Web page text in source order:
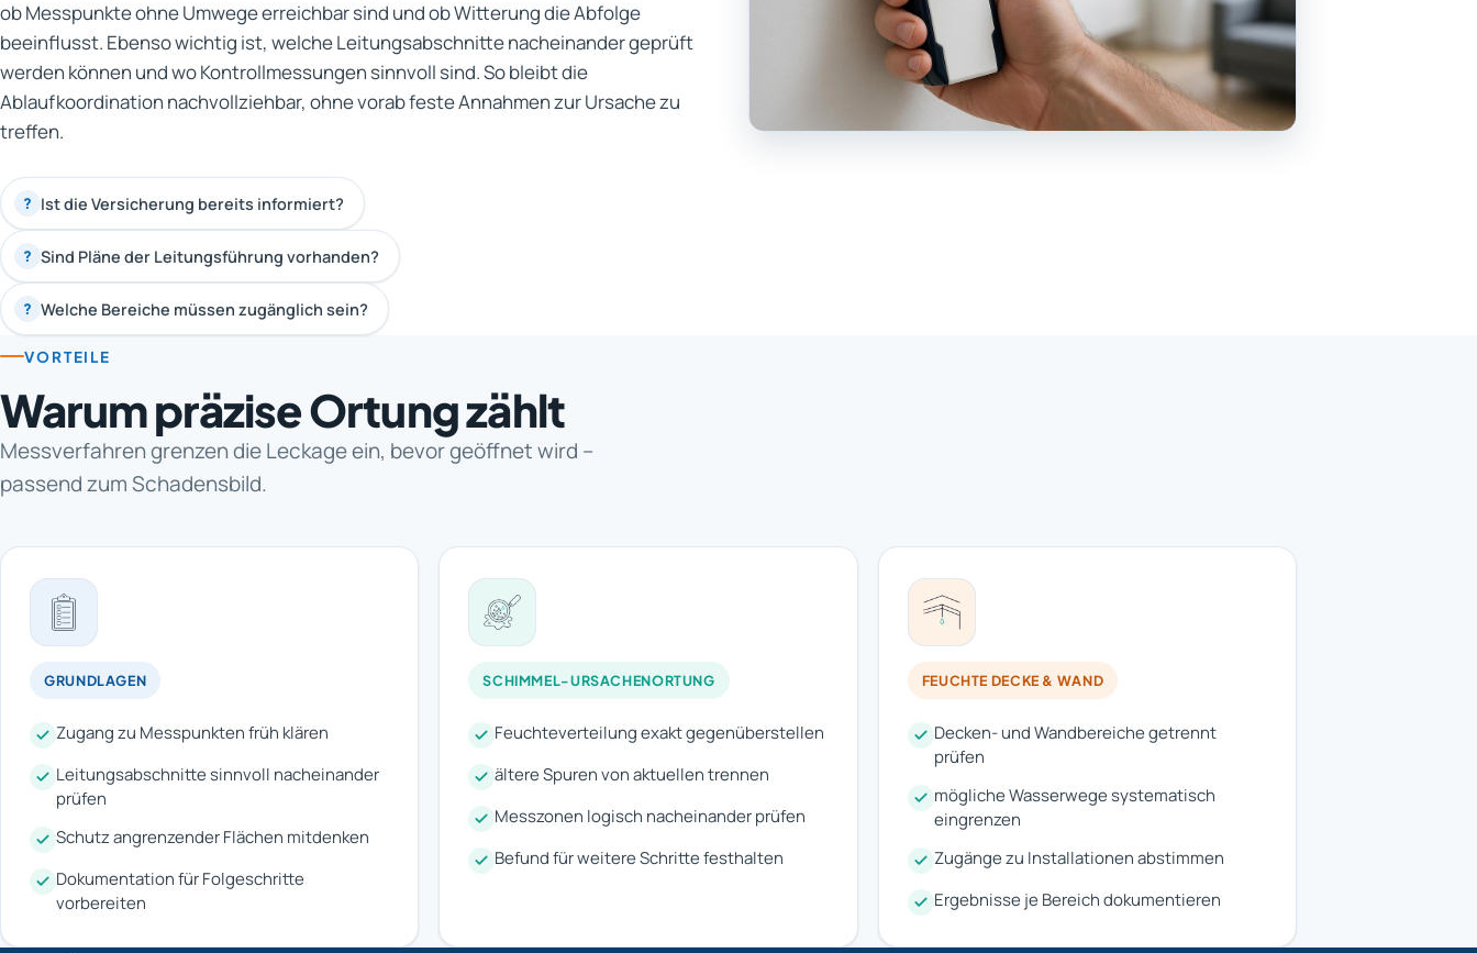
ob Messpunkte ohne Umwege erreichbar sind und ob Witterung die Abfolge
beeinflusst. Ebenso wichtig ist, welche Leitungsabschnitte nacheinander geprüft
werden können und wo Kontrollmessungen sinnvoll sind. So bleibt die
Ablaufkoordination nachvollziehbar, ohne vorab feste Annahmen zur Ursache zu
treffen.
? Ist die Versicherung bereits informiert?
? Sind Pläne der Leitungsführung vorhanden?
? Welche Bereiche müssen zugänglich sein?
VORTEILE
Warum präzise Ortung zählt
Messverfahren grenzen die Leckage ein, bevor geöffnet wird –
passend zum Schadensbild.
GRUNDLAGEN
Zugang zu Messpunkten früh klären
Leitungsabschnitte sinnvoll nacheinander
prüfen
Schutz angrenzender Flächen mitdenken
Dokumentation für Folgeschritte
vorbereiten
SCHIMMEL-URSACHENORTUNG
Feuchteverteilung exakt gegenüberstellen
ältere Spuren von aktuellen trennen
Messzonen logisch nacheinander prüfen
Befund für weitere Schritte festhalten
FEUCHTE DECKE & WAND
Decken- und Wandbereiche getrennt
prüfen
mögliche Wasserwege systematisch
eingrenzen
Zugänge zu Installationen abstimmen
Ergebnisse je Bereich dokumentieren